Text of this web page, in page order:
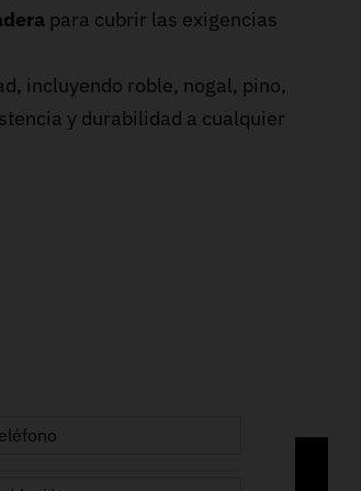
para cubrir las exigencias
incluyendo roble, nogal, pino,
y durabilidad a cualquier